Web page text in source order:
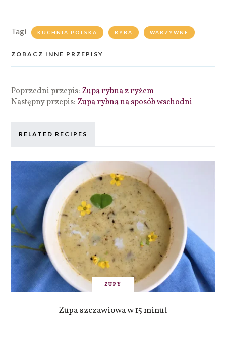
Tagi KUCHNIA POLSKA RYBA WARZYWNE
ZOBACZ INNE PRZEPISY
Poprzedni przepis: Zupa rybna z ryżem
Następny przepis: Zupa rybna na sposób wschodni
RELATED RECIPES
ZUPY
Zupa szczawiowa w 15 minut